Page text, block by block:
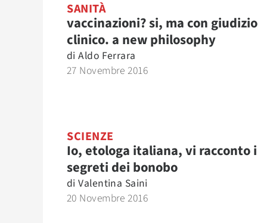
SANITÀ
vaccinazioni? si, ma con giudizio
clinico. a new philosophy
di Aldo Ferrara
27 Novembre 2016
SCIENZE
Io, etologa italiana, vi racconto i
segreti dei bonobo
di Valentina Saini
20 Novembre 2016